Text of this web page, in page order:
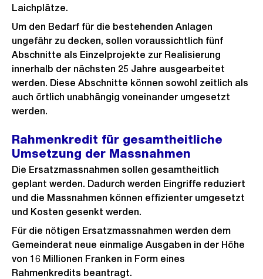
Laichplätze.
Um den Bedarf für die bestehenden Anlagen
ungefähr zu decken, sollen voraussichtlich fünf
Abschnitte als Einzelprojekte zur Realisierung
innerhalb der nächsten 25 Jahre ausgearbeitet
werden. Diese Abschnitte können sowohl zeitlich als
auch örtlich unabhängig voneinander umgesetzt
werden.
Rahmenkredit für gesamtheitliche
Umsetzung der Massnahmen
Die Ersatzmassnahmen sollen gesamtheitlich
geplant werden. Dadurch werden Eingriffe reduziert
und die Massnahmen können effizienter umgesetzt
und Kosten gesenkt werden.
Für die nötigen Ersatzmassnahmen werden dem
Gemeinderat neue einmalige Ausgaben in der Höhe
von 16 Millionen Franken in Form eines
Rahmenkredits beantragt.